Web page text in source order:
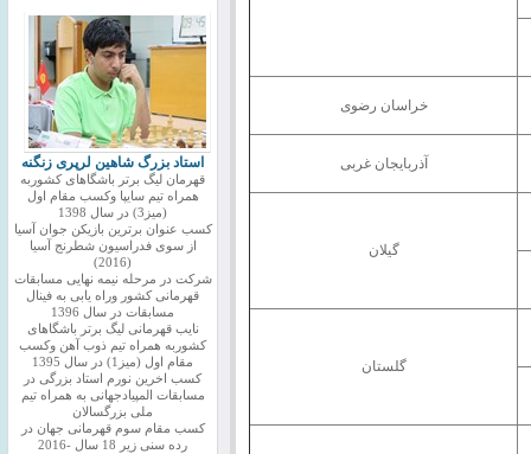
خراسان رضوی
آذربایجان غربی
گیلان
گلستان
استاد بزرگ شاهین لرپری زنگنه
قهرمان لیگ برتر باشگاهای کشوربه
همراه تیم سایپا وکسب مقام اول
(میز3) در سال 1398
کسب عنوان برترین بازیکن جوان آسیا
از سوی فدراسیون شطرنج آسیا
(2016)
شرکت در مرحله نیمه نهایی مسابقات
قهرمانی کشور وراه یابی به فینال
مسابقات در سال 1396
نایب قهرمانی لیگ برتر باشگاهای
کشوربه همراه تیم ذوب آهن وکسب
مقام اول (میز1) در سال 1395
کسب اخرین نورم استاد بزرگی در
مسابقات المپیادجهانی به همراه تیم
ملی بزرگسالان
کسب مقام سوم قهرمانی جهان در
رده سنی زیر 18 سال -2016